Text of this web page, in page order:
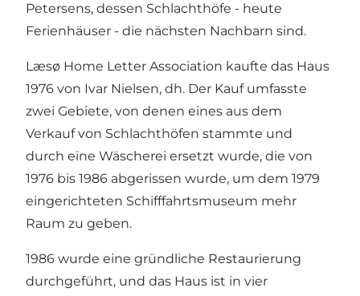
Petersens, dessen Schlachthöfe - heute
Ferienhäuser - die nächsten Nachbarn sind.
Læsø Home Letter Association kaufte das Haus
1976 von Ivar Nielsen, dh. Der Kauf umfasste
zwei Gebiete, von denen eines aus dem
Verkauf von Schlachthöfen stammte und
durch eine Wäscherei ersetzt wurde, die von
1976 bis 1986 abgerissen wurde, um dem 1979
eingerichteten Schifffahrtsmuseum mehr
Raum zu geben.
1986 wurde eine gründliche Restaurierung
durchgeführt, und das Haus ist in vier